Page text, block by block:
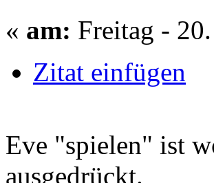
« am: Freitag -
Zitat einfügen
Eve "spielen" ist
ausgedrückt.